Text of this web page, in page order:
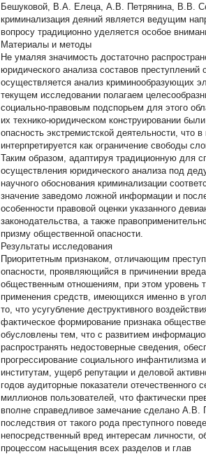
Бешуковой, В.А. Елеца, А.В. Петрянина, В.В.
криминализация деяний является ведущим
вопросу традиционно уделяется особое
Материалы и методы
Не умаляя значимость достаточно
юридического анализа составов
осуществляется анализ криминообразующих
текущем исследовании полагаем
социально-правовым подспорьем для этого
их технико-юридическом конструировании
опасность экстремистской деятельности, что
интерпретируется как ограничение свободы
Таким образом, адаптируя традиционную для
осуществления юридического анализа под
научного обоснования криминализации
значение заведомо ложной информации и
особенности правовой оценки указанного
законодательства, а также
призму общественной опасности.
Результаты исследования
Приоритетным признаком, отличающим
опасности, проявляющийся в причинении
общественным отношениям, при этом уровень
применения средств, имеющихся именно в
то, что усугубление деструктивного
фактическое формирование признака
обусловлены тем, что с развитием
распространять недостоверные сведения,
прогрессирование социального инфантилизма
институтам, ущерб репутации и деловой
годов аудиторные показатели
миллионов пользователей, что фактически
вполне справедливое замечание сделано
последствия от такого рода преступного
непосредственный вред интересам личности,
процессом насыщения всех разделов и глав